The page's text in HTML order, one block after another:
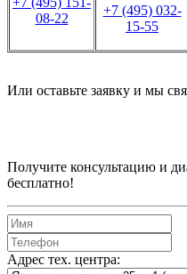
08-22
+7 (495) 032-
15-55
Или оставьте заявку и мы
Получите консультацию и
бесплатно!
Адрес тех. центра: